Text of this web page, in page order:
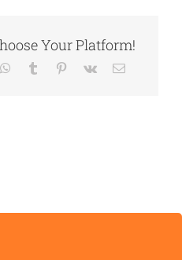
Your Platform!
WhatsApp
Tumblr Pinterest
Vk Email